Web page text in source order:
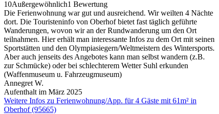
10Außergewöhnlich1 Bewertung
Die Ferienwohnung war gut und ausreichend. Wir weilten 4 Nächte
dort. Die Touristeninfo von Oberhof bietet fast täglich geführte
Wanderungen, wovon wir an der Rundwanderung um den Ort
teilnahmen. Hier erhält man interessante Infos zu dem Ort mit seinen
Sportstätten und den Olympiasiegern/Weltmeistern des Wintersports.
Aber auch jenseits des Angebotes kann man selbst wandern (z.B.
zur Schmücke) oder bei schlechterem Wetter Suhl erkunden
(Waffenmuseum u. Fahrzeugmuseum)
Annegret W.
Aufenthalt im März 2025
Weitere Infos zu Ferienwohnung/App. für 4 Gäste mit 61m² in
Oberhof (95665)